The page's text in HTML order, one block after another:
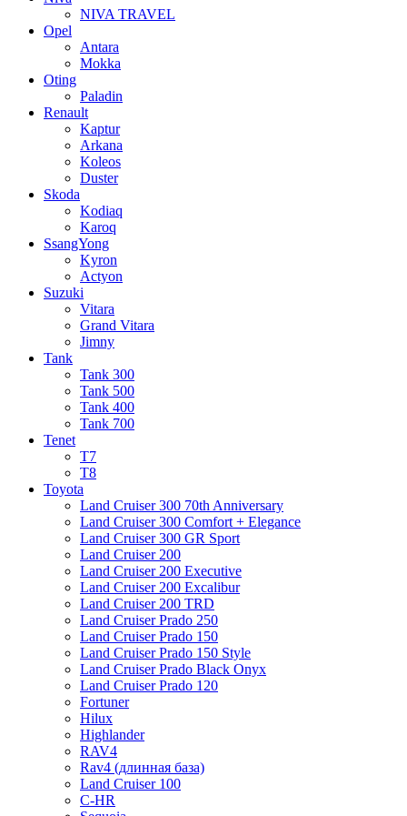
NIVA TRAVEL
Opel
Antara
Mokka
Oting
Paladin
Renault
Kaptur
Arkana
Koleos
Duster
Skoda
Kodiaq
Karoq
SsangYong
Kyron
Actyon
Suzuki
Vitara
Grand Vitara
Jimny
Tank
Tank 300
Tank 500
Tank 400
Tank 700
Tenet
T7
T8
Toyota
Land Cruiser 300 70th Anniversary
Land Cruiser 300 Comfort + Elegance
Land Cruiser 300 GR Sport
Land Cruiser 200
Land Cruiser 200 Executive
Land Cruiser 200 Excalibur
Land Cruiser 200 TRD
Land Cruiser Prado 250
Land Cruiser Prado 150
Land Cruiser Prado 150 Style
Land Cruiser Prado Black Onyx
Land Cruiser Prado 120
Fortuner
Hilux
Highlander
RAV4
Rav4 (длинная база)
Land Cruiser 100
C-HR